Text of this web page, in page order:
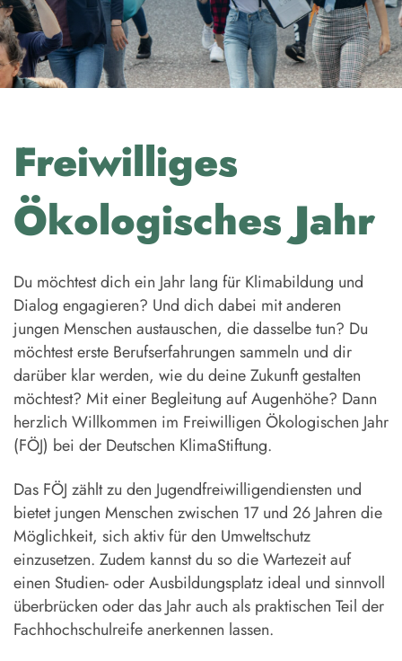
Freiwilliges
Ökologisches Jahr
Du möchtest dich ein Jahr lang für Klimabildung und
Dialog engagieren? Und dich dabei mit anderen
jungen Menschen austauschen, die dasselbe tun? Du
möchtest erste Berufserfahrungen sammeln und dir
darüber klar werden, wie du deine Zukunft gestalten
möchtest? Mit einer Begleitung auf Augenhöhe? Dann
herzlich Willkommen im Freiwilligen Ökologischen Jahr
(FÖJ) bei der Deutschen KlimaStiftung.
Das FÖJ zählt zu den Jugendfreiwilligendiensten und
bietet jungen Menschen zwischen 17 und 26 Jahren die
Möglichkeit, sich aktiv für den Umweltschutz
einzusetzen. Zudem kannst du so die Wartezeit auf
einen Studien- oder Ausbildungsplatz ideal und sinnvoll
überbrücken oder das Jahr auch als praktischen Teil der
Fachhochschulreife anerkennen lassen.